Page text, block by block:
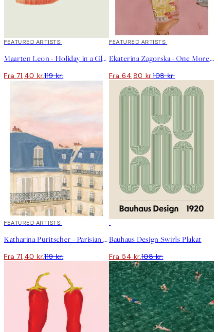
40%*
FEATURED ARTISTS
Maarten Leon - Holiday in a Glass No2 Plakat
Fra 71,40 kr.119 kr.
40%*
FEATURED ARTISTS
Ekaterina Zagorska - One More Martini Please Plakat
Fra 64,80 kr.108 kr.
40%*
FEATURED ARTISTS
Katharina Puritscher - Parisian Sky Plakat
Fra 71,40 kr.119 kr.
Bauhaus Design Swirls Plakat
Fra 54 kr.108 kr.